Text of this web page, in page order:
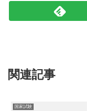
関連記事
国家試験